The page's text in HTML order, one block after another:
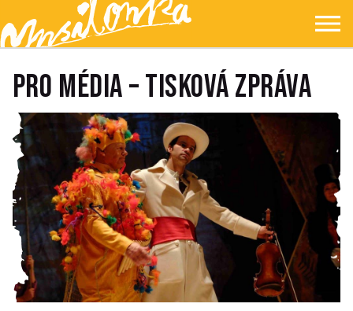
Přejít na hlavní obsah
Přejít na navigaci
Přejít na hledání
Ypsilonka ☰
Pro média – TISKOVÁ ZPRÁVA